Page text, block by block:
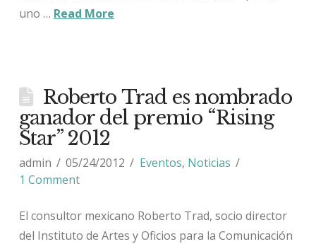
uno … Read More
Roberto Trad es nombrado
ganador del premio “Rising
Star” 2012
admin 05/24/2012 Eventos, Noticias
1 Comment
El consultor mexicano Roberto Trad, socio director
del Instituto de Artes y Oficios para la Comunicación